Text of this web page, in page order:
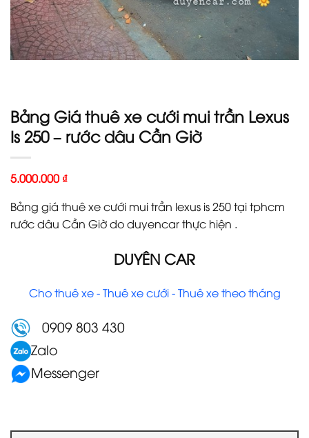
Bảng Giá thuê xe cưới mui trần Lexus
Is 250 – rước dâu Cần Giờ
5.000.000 ₫
Bảng giá thuê xe cưới mui trần lexus is 250 tại tphcm
rước dâu Cần Giờ do duyencar thực hiện .
DUYÊN CAR
Cho thuê xe - Thuê xe cưới - Thuê xe theo tháng
0909 803 430
Zalo
Messenger